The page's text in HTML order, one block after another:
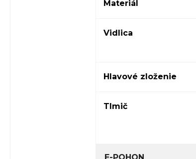
Materiál
Vidlica
Hlavové zloženie
Tlmič